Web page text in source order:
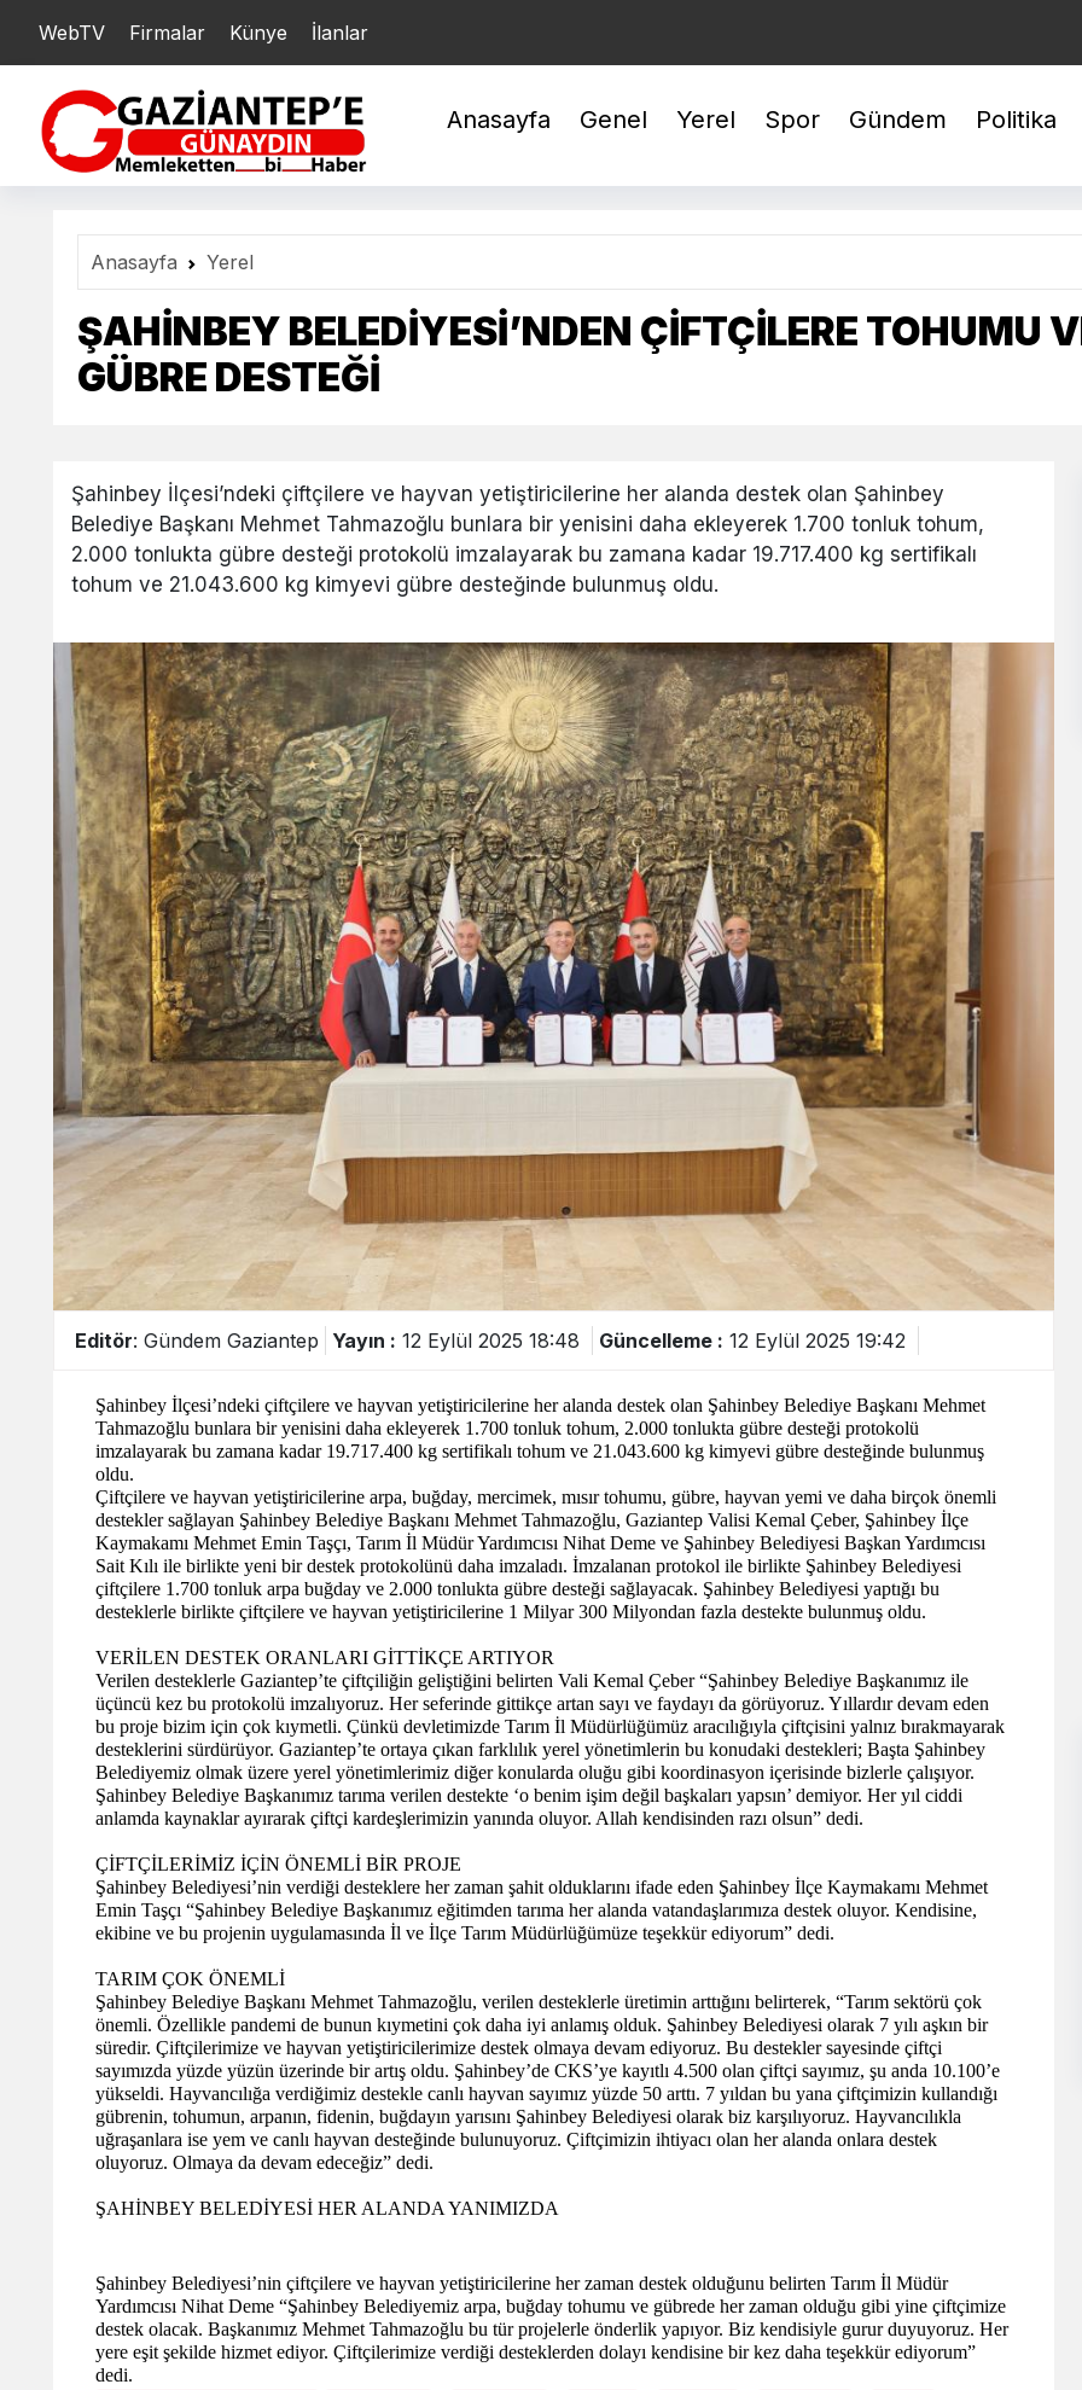
WebTV Firmalar Künye İlanlarYARIM : 20.782,87
Anasayfa Genel Yerel Spor Gündem Politika
Anasayfa Yerel
ŞAHİNBEY BELEDİYESİ’NDEN ÇİFTÇİLERE TOHUMU
GÜBRE DESTEĞİ
Şahinbey İlçesi’ndeki çiftçilere ve hayvan yetiştiricilerine her alanda destek olan Şahinbey
Belediye Başkanı Mehmet Tahmazoğlu bunlara bir yenisini daha ekleyerek 1.700 tonluk tohum,
2.000 tonlukta gübre desteği protokolü imzalayarak bu zamana kadar 19.717.400 kg sertifikalı
tohum ve 21.043.600 kg kimyevi gübre desteğinde bulunmuş oldu.
Editör: Gündem Gaziantep Yayın : 12 Eylül 2025 18:48 Güncelleme : 12 Eylül 2025 19:42
Şahinbey İlçesi’ndeki çiftçilere ve hayvan yetiştiricilerine her alanda destek olan Şahinbey Belediye Başkanı Mehmet
Tahmazoğlu bunlara bir yenisini daha ekleyerek 1.700 tonluk tohum, 2.000 tonlukta gübre desteği protokolü
imzalayarak bu zamana kadar 19.717.400 kg sertifikalı tohum ve 21.043.600 kg kimyevi gübre desteğinde bulunmuş
oldu.
Çiftçilere ve hayvan yetiştiricilerine arpa, buğday, mercimek, mısır tohumu, gübre, hayvan yemi ve daha birçok önemli
destekler sağlayan Şahinbey Belediye Başkanı Mehmet Tahmazoğlu, Gaziantep Valisi Kemal Çeber, Şahinbey İlçe
Kaymakamı Mehmet Emin Taşçı, Tarım İl Müdür Yardımcısı Nihat Deme ve Şahinbey Belediyesi Başkan Yardımcısı
Sait Kılı ile birlikte yeni bir destek protokolünü daha imzaladı. İmzalanan protokol ile birlikte Şahinbey Belediyesi
çiftçilere 1.700 tonluk arpa buğday ve 2.000 tonlukta gübre desteği sağlayacak. Şahinbey Belediyesi yaptığı bu
desteklerle birlikte çiftçilere ve hayvan yetiştiricilerine 1 Milyar 300 Milyondan fazla destekte bulunmuş oldu.
VERİLEN DESTEK ORANLARI GİTTİKÇE ARTIYOR
Verilen desteklerle Gaziantep’te çiftçiliğin geliştiğini belirten Vali Kemal Çeber “Şahinbey Belediye Başkanımız ile
üçüncü kez bu protokolü imzalıyoruz. Her seferinde gittikçe artan sayı ve faydayı da görüyoruz. Yıllardır devam eden
bu proje bizim için çok kıymetli. Çünkü devletimizde Tarım İl Müdürlüğümüz aracılığıyla çiftçisini yalnız bırakmayarak
desteklerini sürdürüyor. Gaziantep’te ortaya çıkan farklılık yerel yönetimlerin bu konudaki destekleri; Başta Şahinbey
Belediyemiz olmak üzere yerel yönetimlerimiz diğer konularda oluğu gibi koordinasyon içerisinde bizlerle çalışıyor.
Şahinbey Belediye Başkanımız tarıma verilen destekte ‘o benim işim değil başkaları yapsın’ demiyor. Her yıl ciddi
anlamda kaynaklar ayırarak çiftçi kardeşlerimizin yanında oluyor. Allah kendisinden razı olsun” dedi.
ÇİFTÇİLERİMİZ İÇİN ÖNEMLİ BİR PROJE
Şahinbey Belediyesi’nin verdiği desteklere her zaman şahit olduklarını ifade eden Şahinbey İlçe Kaymakamı Mehmet
Emin Taşçı “Şahinbey Belediye Başkanımız eğitimden tarıma her alanda vatandaşlarımıza destek oluyor. Kendisine,
ekibine ve bu projenin uygulamasında İl ve İlçe Tarım Müdürlüğümüze teşekkür ediyorum” dedi.
TARIM ÇOK ÖNEMLİ
Şahinbey Belediye Başkanı Mehmet Tahmazoğlu, verilen desteklerle üretimin arttığını belirterek, “Tarım sektörü çok
önemli. Özellikle pandemi de bunun kıymetini çok daha iyi anlamış olduk. Şahinbey Belediyesi olarak 7 yılı aşkın bir
süredir. Çiftçilerimize ve hayvan yetiştiricilerimize destek olmaya devam ediyoruz. Bu destekler sayesinde çiftçi
sayımızda yüzde yüzün üzerinde bir artış oldu. Şahinbey’de CKS’ye kayıtlı 4.500 olan çiftçi sayımız, şu anda 10.100’e
yükseldi. Hayvancılığa verdiğimiz destekle canlı hayvan sayımız yüzde 50 arttı. 7 yıldan bu yana çiftçimizin kullandığı
gübrenin, tohumun, arpanın, fidenin, buğdayın yarısını Şahinbey Belediyesi olarak biz karşılıyoruz. Hayvancılıkla
uğraşanlara ise yem ve canlı hayvan desteğinde bulunuyoruz. Çiftçimizin ihtiyacı olan her alanda onlara destek
oluyoruz. Olmaya da devam edeceğiz” dedi.
ŞAHİNBEY BELEDİYESİ HER ALANDA YANIMIZDA
Şahinbey Belediyesi’nin çiftçilere ve hayvan yetiştiricilerine her zaman destek olduğunu belirten Tarım İl Müdür
Yardımcısı Nihat Deme “Şahinbey Belediyemiz arpa, buğday tohumu ve gübrede her zaman olduğu gibi yine çiftçimize
destek olacak. Başkanımız Mehmet Tahmazoğlu bu tür projelerle önderlik yapıyor. Biz kendisiyle gurur duyuyoruz. Her
yere eşit şekilde hizmet ediyor. Çiftçilerimize verdiği desteklerden dolayı kendisine bir kez daha teşekkür ediyorum”
dedi.